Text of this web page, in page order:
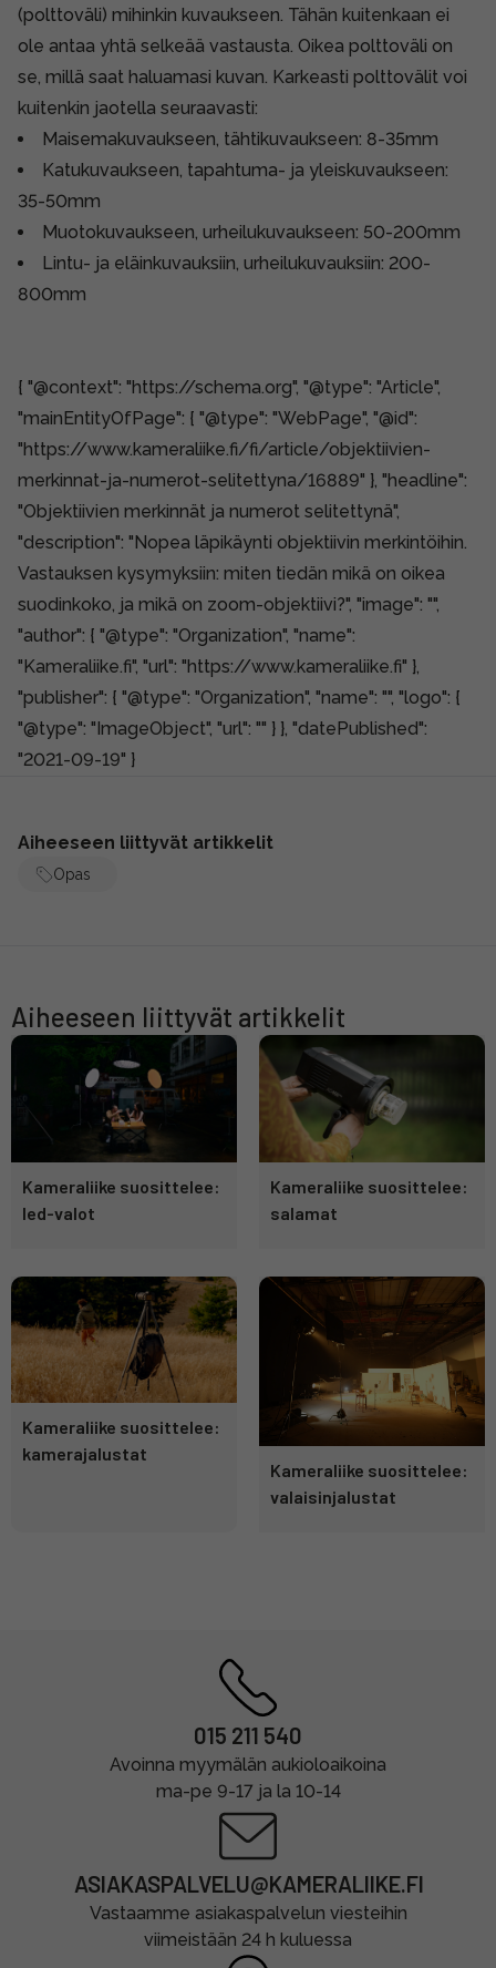
(polttoväli) mihinkin kuvaukseen. Tähän kuitenkaan ei
ole antaa yhtä selkeää vastausta. Oikea polttoväli on
se, millä saat haluamasi kuvan. Karkeasti polttovälit voi
kuitenkin jaotella seuraavasti:
Maisemakuvaukseen, tähtikuvaukseen: 8-35mm
Katukuvaukseen, tapahtuma- ja yleiskuvaukseen:
35-50mm
Muotokuvaukseen, urheilukuvaukseen: 50-200mm
Lintu- ja eläinkuvauksiin, urheilukuvauksiin: 200-
800mm
{ "@context": "https://schema.org", "@type": "Article",
"mainEntityOfPage": { "@type": "WebPage", "@id":
"https://www.kameraliike.fi/fi/article/objektiivien-
merkinnat-ja-numerot-selitettyna/16889" }, "headline":
"Objektiivien merkinnät ja numerot selitettynä",
"description": "Nopea läpikäynti objektiivin merkintöihin.
Vastauksen kysymyksiin: miten tiedän mikä on oikea
suodinkoko, ja mikä on zoom-objektiivi?", "image": "",
"author": { "@type": "Organization", "name":
"Kameraliike.fi", "url": "https://www.kameraliike.fi" },
"publisher": { "@type": "Organization", "name": "", "logo": {
"@type": "ImageObject", "url": "" } }, "datePublished":
"2021-09-19" }
Aiheeseen liittyvät artikkelit
Opas
Aiheeseen liittyvät artikkelit
Kameraliike suosittelee:
led-valot
Kameraliike suosittelee:
salamat
Kameraliike suosittelee:
kamerajalustat
Kameraliike suosittelee:
valaisinjalustat
015 211 540
Avoinna myymälän aukioloaikoina
ma-pe 9-17 ja la 10-14
ASIAKASPALVELU@KAMERALIIKE.FI
Vastaamme asiakaspalvelun viesteihin
viimeistään 24 h kuluessa